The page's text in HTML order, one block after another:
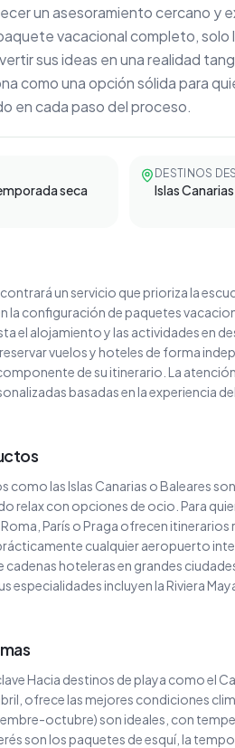
un asesoramiento cercano y
vacacional completo, solo
sus ideas en una realidad
como una opción sólida para
en cada paso del proceso.
seca
DESTINOS
Islas Canarias
un servicio que prioriza la
la configuración de paquetes
el alojamiento y las actividades en
vuelos y hoteles de forma
de su itinerario. La
basadas en la experiencia
las Islas Canarias o Baleares
relax con opciones de ocio. Para
París o Praga ofrecen itinerarios
cualquier aeropuerto
hoteleras en grandes
especialidades incluyen la Riviera
Hacia destinos de playa como el
ofrece las mejores condiciones
octubre) son ideales, con
son los paquetes de esquí, la